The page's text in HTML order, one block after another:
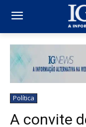
Política
A convite